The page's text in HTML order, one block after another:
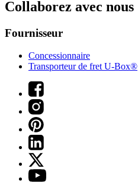
Collaborez avec nous
Fournisseur
Concessionnaire
Transporteur de fret U-Box®